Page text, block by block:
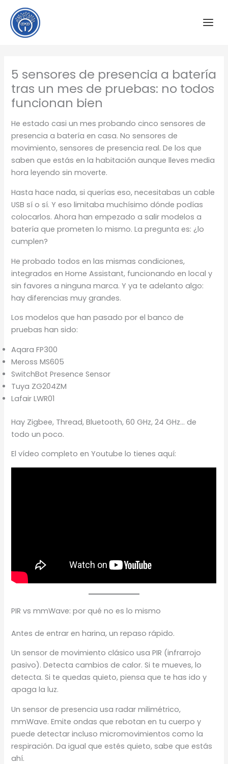
contenido
5 sensores de presencia a batería
tras un mes de pruebas: no todos
funcionan bien
He estado casi un mes probando cinco sensores de
presencia a batería en casa. No sensores de
movimiento, sensores de presencia real. De los que
saben que estás en la habitación aunque lleves media
hora leyendo sin moverte.
Hasta hace nada, si querías eso, necesitabas un cable
USB sí o sí. Y eso limitaba muchísimo dónde podías
colocarlos. Ahora han empezado a salir modelos a
batería que prometen lo mismo. La pregunta es: ¿lo
cumplen?
He probado todos en las mismas condiciones,
integrados en Home Assistant, funcionando en local y
sin favores a ninguna marca. Y ya te adelanto algo:
hay diferencias muy grandes.
Los modelos que han pasado por el banco de
pruebas han sido:
Aqara FP300
Meross MS605
SwitchBot Presence Sensor
Tuya ZG204ZM
Lafair LWR01
Hay Zigbee, Thread, Bluetooth, 60 GHz, 24 GHz… de
todo un poco.
El vídeo completo en Youtube lo tienes aquí:
PIR vs mmWave: por qué no es lo mismo
Antes de entrar en harina, un repaso rápido.
Un sensor de movimiento clásico usa PIR (infrarrojo
pasivo). Detecta cambios de calor. Si te mueves, lo
detecta. Si te quedas quieto, piensa que te has ido y
apaga la luz.
Un sensor de presencia usa radar milimétrico,
mmWave. Emite ondas que rebotan en tu cuerpo y
puede detectar incluso micromovimientos como la
respiración. Da igual que estés quieto, sabe que estás
ahí.